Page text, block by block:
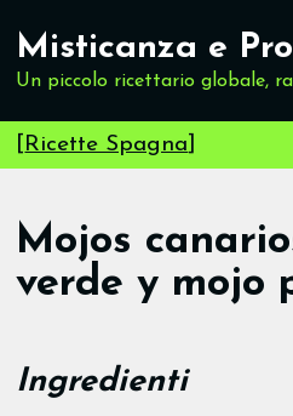
Misticanza e
Un piccolo ricettario globale,
[Ricette Spagna]
Mojos
verde y mojo
Ingredienti